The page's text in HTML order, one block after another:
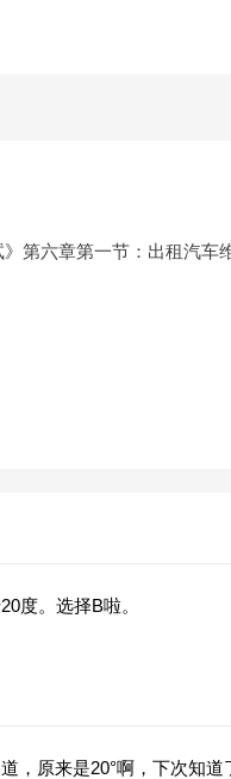
》第六章第一节：出租汽
度。选择B啦。
，原来是20°啊，下次知道